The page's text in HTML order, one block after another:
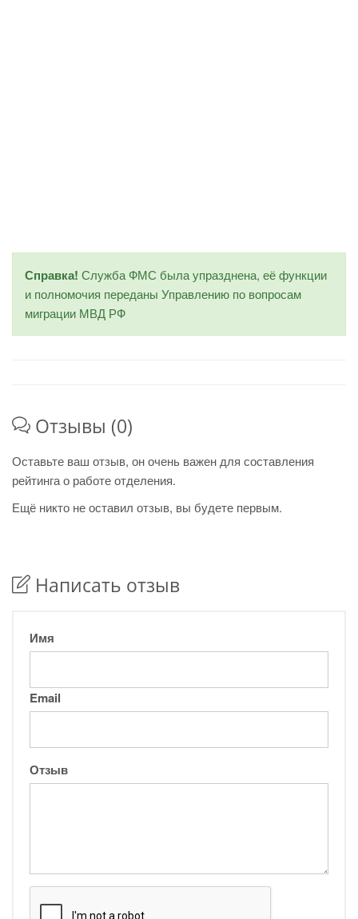
Справка! Служба ФМС была упразднена, её функции
и полномочия переданы Управлению по вопросам
миграции МВД РФ
Отзывы (0)
Оставьте ваш отзыв, он очень важен для составления
рейтинга о работе отделения.
Ещё никто не оставил отзыв, вы будете первым.
Написать отзыв
Имя
Email
Отзыв